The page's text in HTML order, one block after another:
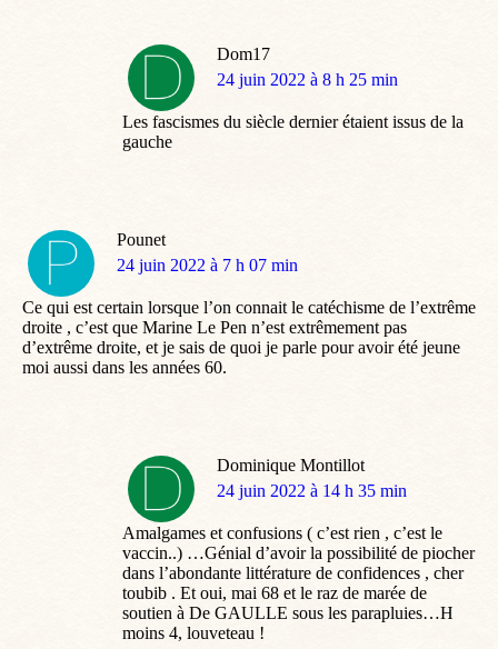
Dom17
dit
24 juin 2022 à 8 h 25 min
Les fascismes du siècle dernier étaient issus de la
gauche
Pounet
dit
24 juin 2022 à 7 h 07 min
Ce qui est certain lorsque l’on connait le catéchisme de l’extrême
droite , c’est que Marine Le Pen n’est extrêmement pas
d’extrême droite, et je sais de quoi je parle pour avoir été jeune
moi aussi dans les années 60.
Dominique Montillot
dit
24 juin 2022 à 14 h 35 min
Amalgames et confusions ( c’est rien , c’est le
vaccin..) …Génial d’avoir la possibilité de piocher
dans l’abondante littérature de confidences , cher
toubib . Et oui, mai 68 et le raz de marée de
soutien à De GAULLE sous les parapluies…H
moins 4, louveteau !